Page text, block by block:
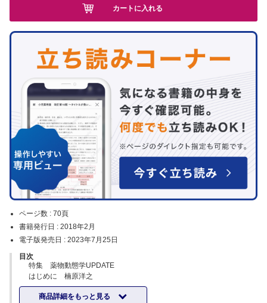
ページ数 : 70頁
書籍発行日 : 2018年2月
電子版発売日 : 2023年7月25日
目次
特集 薬物動態学UPDATE
はじめに 楠原洋之
Virtual Clinical Study を用いた薬物動態の個人間変動予測 年本広太・
杉山雄一
商品詳細をもっと見る
カートに入れる